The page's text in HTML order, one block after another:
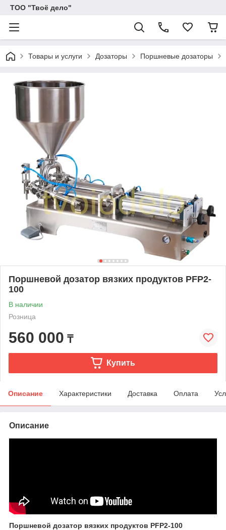
ТОО "Твоё дело"
Товары и услуги Дозаторы Поршневые дозаторы
Поршневой дозатор вязких продуктов PFP2-
100
В наличии
Розница
560 000 ₸
Купить
Описание Характеристики Доставка Оплата
Описание
Поршневой дозатор вязких продуктов PFP2-100